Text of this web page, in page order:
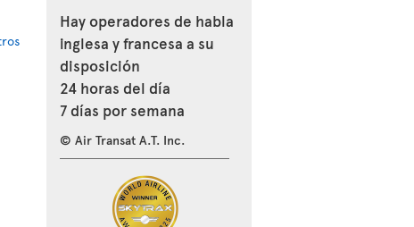
Hay operadores de habla
inglesa y francesa a su
disposición
24 horas del día
7 días por semana
© Air Transat A.T. Inc.